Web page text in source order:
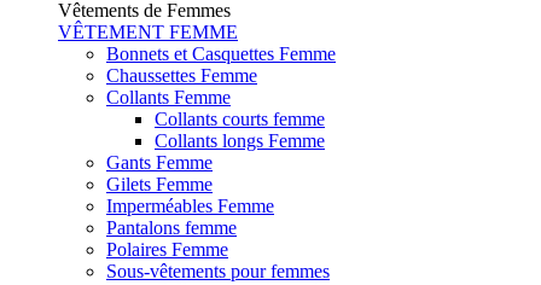
Vêtements de Femmes
VÊTEMENT FEMME
Bonnets et Casquettes Femme
Chaussettes Femme
Collants Femme
Collants courts femme
Collants longs Femme
Gants Femme
Gilets Femme
Imperméables Femme
Pantalons femme
Polaires Femme
Sous-vêtements pour femmes